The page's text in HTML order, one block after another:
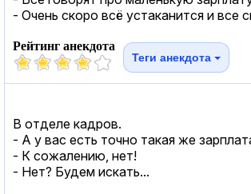
- Очень скоро всё устаканится и все
Рейтинг анекдота
Теги анекдота
В отделе кадров.
- А у вас есть точно такая же
- К сожалению, нет!
- Нет? Будем искать...